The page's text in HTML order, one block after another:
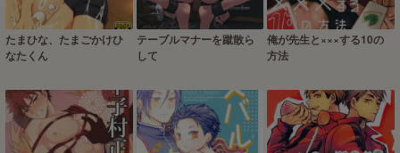
たまひな、たまごかけひ
なたくん
テーブルマナーを蹴散ら
して
俺が先生と×××する10の
方法